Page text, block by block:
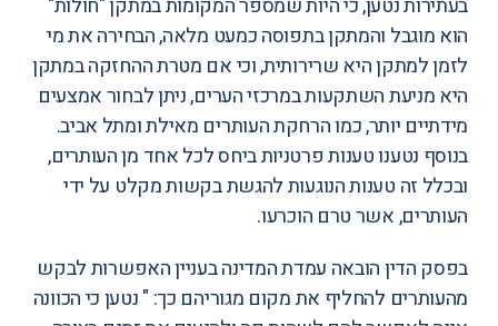
בעתירות נטען, כי היות שמספר המקומות במתקן "חולות"
הוא מוגבל והמתקן בתפוסה כמעט מלאה, הבחירה את מי
לזמן למתקן היא שרירותית, וכי אם מטרת ההחזקה במתקן
היא מניעת השתקעות במרכזי הערים, ניתן לבחור אמצעים
מידתיים יותר, כמו הרחקת העותרים מאילת ומתל אביב.
בנוסף נטענו טענות פרטניות ביחס לכל אחד מן העותרים,
ובכלל זה טענות הנוגעות להגשת בקשות מקלט על ידי
העותרים, אשר טרם הוכרעו.
בפסק הדין הובאה עמדת המדינה בעניין האפשרות לבקש
מהעותרים להחליף את מקום מגוריהם כך: " נטען כי הכוונה